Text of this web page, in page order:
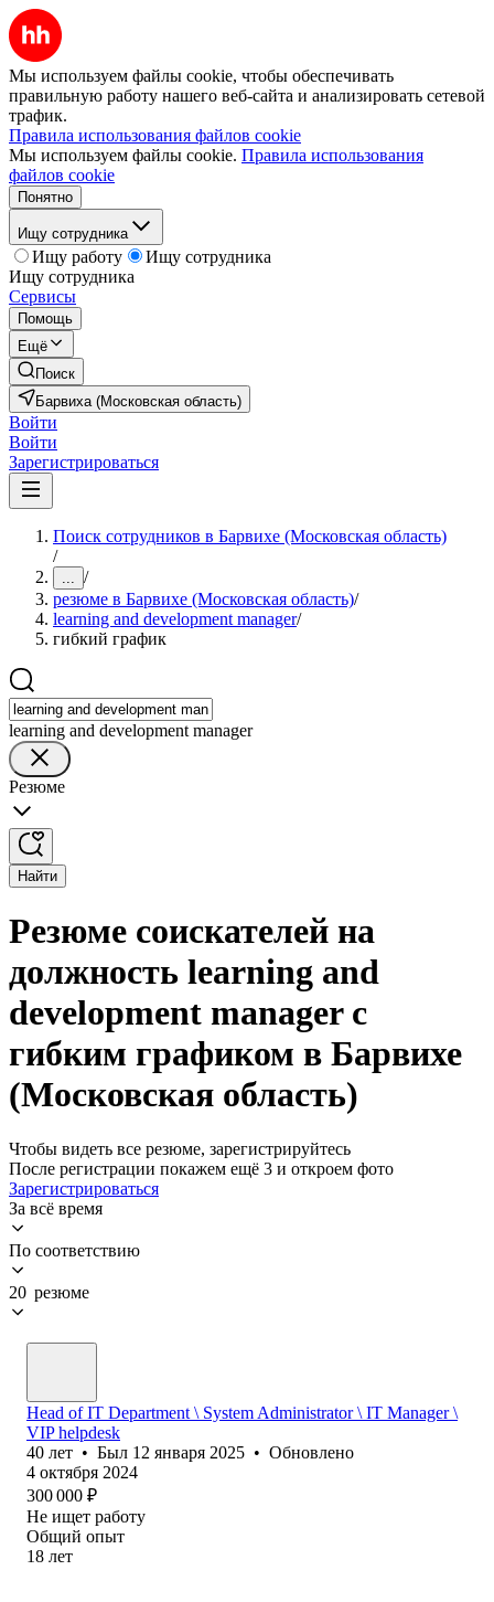
Мы используем файлы cookie, чтобы обеспечивать
правильную работу нашего веб-сайта и анализировать сетевой
трафик.
Правила использования файлов cookie
Мы используем файлы cookie. Правила использования
файлов cookie
Понятно
Ищу сотрудника
Ищу работу
Ищу сотрудника
Ищу сотрудника
Сервисы
Помощь
Ещё
Поиск
Барвиха (Московская область)
Войти
Войти
Зарегистрироваться
Поиск сотрудников в Барвихе (Московская область)
/
... /
резюме в Барвихе (Московская область)/
learning and development manager/
гибкий график
learning and development manager
Резюме
Найти
Резюме соискателей на
должность learning and
development manager с
гибким графиком в Барвихе
(Московская область)
Чтобы видеть все резюме, зарегистрируйтесь
После регистрации покажем ещё 3 и откроем фото
Зарегистрироваться
За всё время
По соответствию
20 резюме
Head of IT Department \ System Administrator \ IT Manager \
VIP helpdesk
40 лет • Был 12 января 2025 • Обновлено
4 октября 2024
300 000 ₽
Не ищет работу
Общий опыт
18 лет